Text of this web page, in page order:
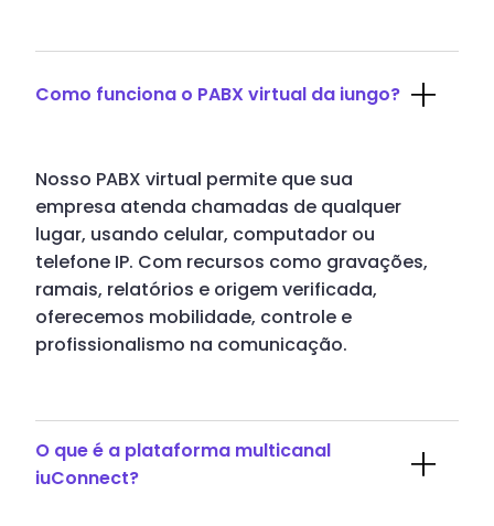
Como funciona o PABX virtual da iungo?
Nosso PABX virtual permite que sua
empresa atenda chamadas de qualquer
lugar, usando celular, computador ou
telefone IP. Com recursos como gravações,
ramais, relatórios e origem verificada,
oferecemos mobilidade, controle e
profissionalismo na comunicação.
O que é a plataforma multicanal
iuConnect?